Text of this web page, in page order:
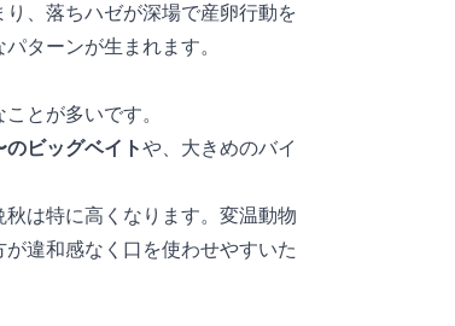
、落ちハゼが深場で産卵行動を
ターンが生まれます。
とが多いです。
のビッグベイトや、大きめのバイ
秋は特に高くなります。変温動物
違和感なく口を使わせやすいた